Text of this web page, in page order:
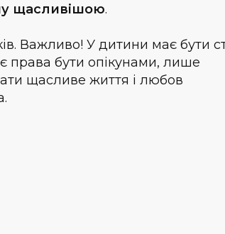
щасливішою.
Важливо! У дитини має бути
права бути опікунами, лише
щасливе життя і любов